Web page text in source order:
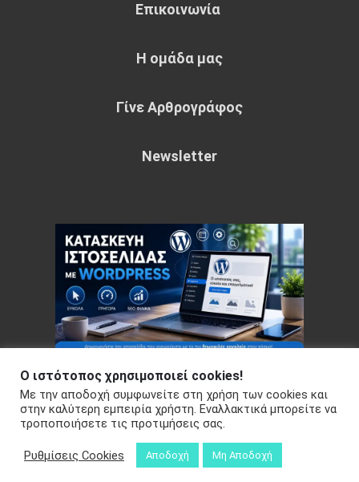
Επικοινωνία
Η ομάδα μας
Γίνε Αρθρογράφος
Newsletter
Copyright © 2026 Your e-articles - WordPress Theme : by
Sparkle Themes Πολιτική Απορρήτου
Ο ιστότοπος χρησιμοποιεί cookies!
Με την αποδοχή συμφωνείτε στη χρήση των cookies και
στην καλύτερη εμπειρία χρήστη. Εναλλακτικά μπορείτε να
τροποποιήσετε τις προτιμήσεις σας.
Ρυθμίσεις Cookies Αποδοχή Μη Αποδοχή